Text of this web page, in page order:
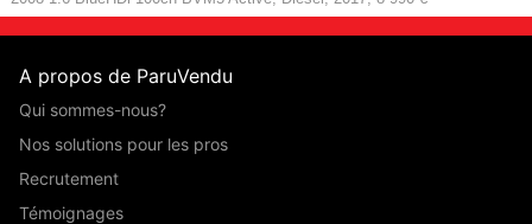
A propos de ParuVendu
Qui sommes-nous?
Nos solutions pour les pros
Recrutement
Témoignages